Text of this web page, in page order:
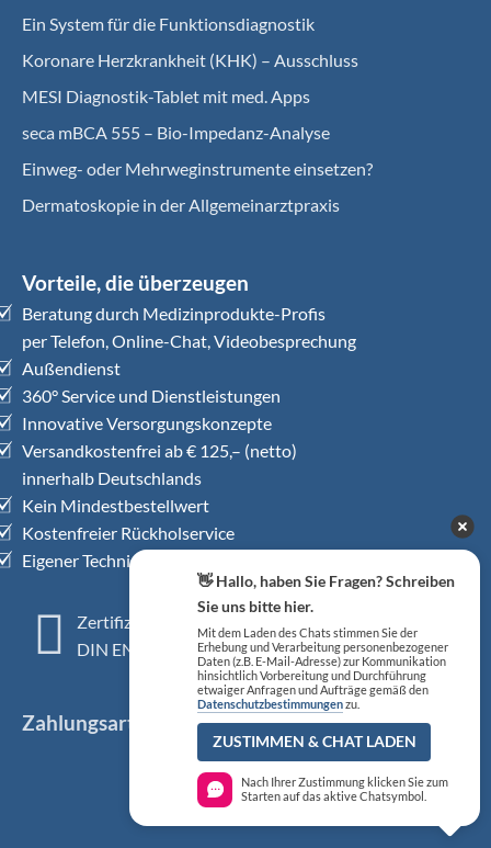
Ein System für die Funktionsdiagnostik
Koro­nare Herz­krank­heit (KHK) – Ausschluss
MESI Diagnostik-Tablet mit med. Apps
seca mBCA 555 – Bio-Impedanz-Analyse
Einweg- oder Mehrweginstrumente einsetzen?
Dermatoskopie in der Allgemeinarztpraxis
Vorteile, die überzeugen
Beratung durch Medizinprodukte-Profis
per Telefon, Online-Chat, Videobesprechung
Außendienst
360° Service und Dienstleistungen
Innovative Versorgungskonzepte
Versandkostenfrei ab € 125,– (netto)
innerhalb Deutschlands
Kein Mindestbestellwert
Kostenfreier Rückholservice
Eigener Technischer Kundendienst
Zertifiziertes QM-System
DIN EN ISO 13485
Zahlungsarten
👋 Hallo, haben Sie Fragen? Schreiben
Sie uns bitte hier.
Mit dem Laden des Chats stimmen Sie der
Erhebung und Verarbeitung personenbezogener
Daten (z.B. E-Mail-Adresse) zur Kommunikation
hinsichtlich Vorbereitung und Durchführung
etwaiger Anfragen und Aufträge gemäß den
Datenschutzbestimmungenzu.
ZUSTIMMEN & CHAT LADEN
Nach Ihrer Zustimmung klicken Sie zum
Starten auf das aktive Chatsymbol.